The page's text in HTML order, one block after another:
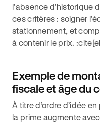
l’absence d’historique
ces critères : soigner
stationnement, et
à contenir le prix.
Exemple de
fiscale et âge du
À titre d’ordre d’idée en
la prime augmente